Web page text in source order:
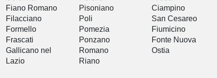
Fiano Romano
Filacciano
Formello
Frascati
Gallicano nel
Lazio
Pisoniano
Poli
Pomezia
Ponzano
Romano
Riano
Ciampino
San Cesareo
Fiumicino
Fonte Nuova
Ostia